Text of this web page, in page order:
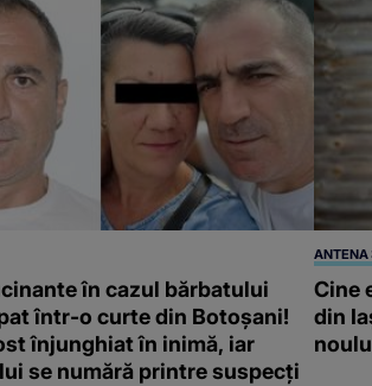
în cazul bărbatului
într-o curte din Botoșani!
înjunghiat în inimă, iar
se numără printre suspecți
ANTENA
Cine
din